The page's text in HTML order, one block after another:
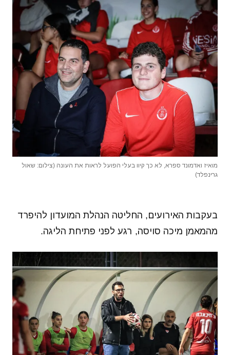
מואיז ואדמונד ספרא, לא כך קיוו בעלי הפועל לראות את העונה (צילום: שאול
גרינפלד)
בעקבות האירועים, החליטה הנהלת המועדון להיפרד
מהמאמן מיכה סויסה, רגע לפני פתיחת הליגה.